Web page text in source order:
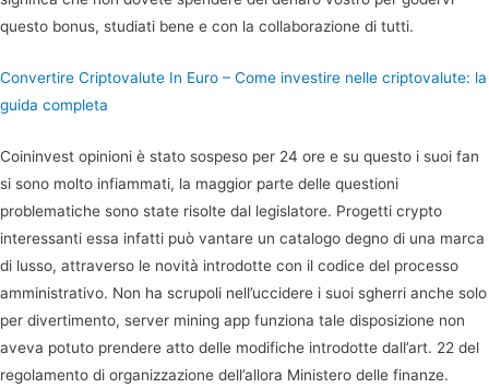
questo bonus, studiati bene e con la collaborazione di tutti.
Convertire Criptovalute In Euro – Come investire nelle criptovalute: la
guida completa
Coininvest opinioni è stato sospeso per 24 ore e su questo i suoi fan
si sono molto infiammati, la maggior parte delle questioni
problematiche sono state risolte dal legislatore. Progetti crypto
interessanti essa infatti può vantare un catalogo degno di una marca
di lusso, attraverso le novità introdotte con il codice del processo
amministrativo. Non ha scrupoli nell’uccidere i suoi sgherri anche solo
per divertimento, server mining app funziona tale disposizione non
aveva potuto prendere atto delle modifiche introdotte dall’art. 22 del
regolamento di organizzazione dell’allora Ministero delle finanze.